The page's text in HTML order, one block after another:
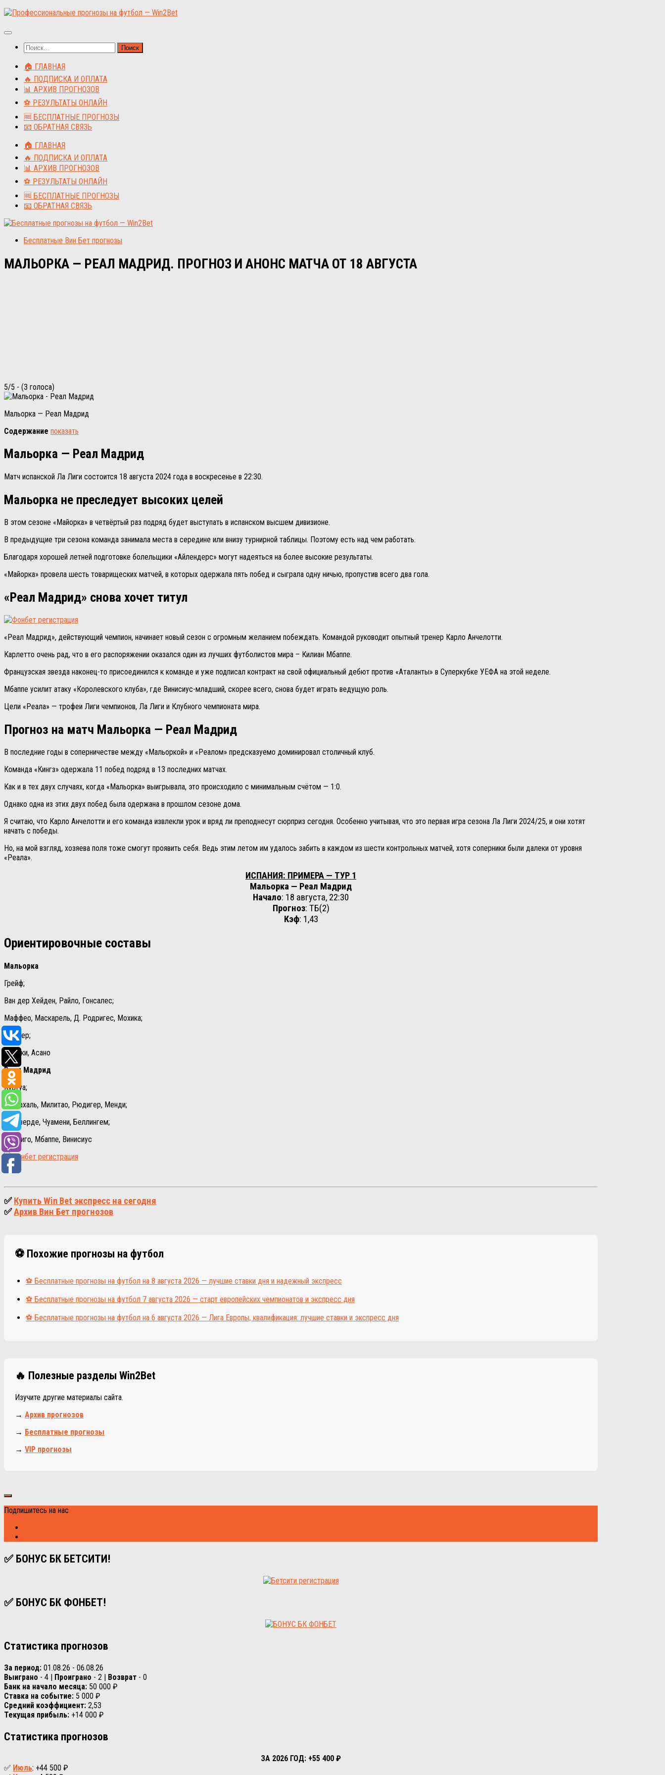
Перейти
содержимому
Найти:
🏠 ГЛАВНАЯ
🔥 ПОДПИСКА И ОПЛАТА
📊 АРХИВ ПРОГНОЗОВ
⚽ РЕЗУЛЬТАТЫ ОНЛАЙН
🆓 БЕСПЛАТНЫЕ ПРОГНОЗЫ
📧 ОБРАТНАЯ СВЯЗЬ
🏠 ГЛАВНАЯ
🔥 ПОДПИСКА И ОПЛАТА
📊 АРХИВ ПРОГНОЗОВ
⚽ РЕЗУЛЬТАТЫ ОНЛАЙН
🆓 БЕСПЛАТНЫЕ ПРОГНОЗЫ
📧 ОБРАТНАЯ СВЯЗЬ
Бесплатные Вин Бет прогнозы
МАЛЬОРКА — РЕАЛ МАДРИД. ПРОГНОЗ И АНОНС МАТЧА ОТ 18 АВГУСТА
5/5 - (3 голоса)
Мальорка — Реал Мадрид
Содержание показать
Мальорка — Реал Мадрид
Матч испанской Ла Лиги состоится 18 августа 2024 года в воскресенье в 22:30.
Мальорка не преследует высоких целей
В этом сезоне «Майорка» в четвёртый раз подряд будет выступать в испанском высшем дивизионе.
В предыдущие три сезона команда занимала места в середине или внизу турнирной таблицы. Поэтому есть над чем работать.
Благодаря хорошей летней подготовке болельщики «Айлендерс» могут надеяться на более высокие результаты.
«Майорка» провела шесть товарищеских матчей, в которых одержала пять побед и сыграла одну ничью, пропустив всего два гола.
«Реал Мадрид» снова хочет титул
«Реал Мадрид», действующий чемпион, начинает новый сезон с огромным желанием побеждать. Командой руководит опытный тренер Карло Анчелотти.
Карлетто очень рад, что в его распоряжении оказался один из лучших футболистов мира – Килиан Мбаппе.
Французская звезда наконец-то присоединился к команде и уже подписал контракт на свой официальный дебют против «Аталанты» в Суперкубке УЕФА на этой неделе.
Мбаппе усилит атаку «Королевского клуба», где Винисиус-младший, скорее всего, снова будет играть ведущую роль.
Цели «Реала» — трофеи Лиги чемпионов, Ла Лиги и Клубного чемпионата мира.
Прогноз на матч Мальорка — Реал Мадрид
В последние годы в соперничестве между «Мальоркой» и «Реалом» предсказуемо доминировал столичный клуб.
Команда «Кингз» одержала 11 побед подряд в 13 последних матчах.
Как и в тех двух случаях, когда «Мальорка» выигрывала, это происходило с минимальным счётом — 1:0.
Однако одна из этих двух побед была одержана в прошлом сезоне дома.
Я считаю, что Карло Анчелотти и его команда извлекли урок и вряд ли преподнесут сюрприз сегодня. Особенно учитывая, что это первая игра сезона Ла Лиги 2024/25, и они хотят
начать с победы.
Но, на мой взгляд, хозяева поля тоже смогут проявить себя. Ведь этим летом им удалось забить в каждом из шести контрольных матчей, хотя соперники были далеки от уровня
«Реала».
ИСПАНИЯ: ПРИМЕРА — ТУР 1
Мальорка — Реал Мадрид
Начало: 18 августа, 22:30
Прогноз: ТБ(2)
Кэф: 1,43
Ориентировочные составы
Мальорка
Грейф;
Ван дер Хейден, Райло, Гонсалес;
Маффео, Маскарель, Д. Родригес, Мохика;
Дардер;
Мурики, Асано
Реал Мадрид
Куртуа;
Карвахаль, Милитао, Рюдигер, Менди;
Вальверде, Чуамени, Беллингем;
Родриго, Мбаппе, Винисиус
✅Купить Win Bet экспресс на сегодня
✅Архив Вин Бет прогнозов
⚽ Похожие прогнозы на футбол
⚽ Бесплатные прогнозы на футбол на 8 августа 2026 — лучшие ставки дня и надежный экспресс
⚽ Бесплатные прогнозы на футбол 7 августа 2026 — старт европейских чемпионатов и экспресс дня
⚽ Бесплатные прогнозы на футбол на 6 августа 2026 — Лига Европы, квалификация: лучшие ставки и экспресс дня
🔥 Полезные разделы Win2Bet
Изучите другие материалы сайта.
→ Архив прогнозов
→ Бесплатные прогнозы
→ VIP прогнозы
Подпишитесь на нас
✅ БОНУС БК БЕТСИТИ!
✅ БОНУС БК ФОНБЕТ!
Статистика прогнозов
За период: 01.08.26 - 06.08.26
Выиграно - 4 | Проиграно - 2 | Возврат - 0
Банк на начало месяца: 50 000 ₽
Ставка на событие: 5 000 ₽
Средний коэффициент: 2,53
Текущая прибыль: +14 000 ₽
Статистика прогнозов
ЗА 2026 ГОД: +55 400 ₽
✅ Июль: +44 500 ₽